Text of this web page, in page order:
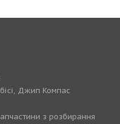
Джип Компас
з розбирання